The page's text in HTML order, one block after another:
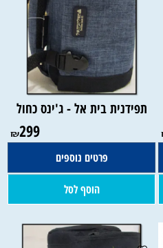
תפידנית בית אל - ג'ינס כחול
₪299
פרטים נוספים
הוסף לסל